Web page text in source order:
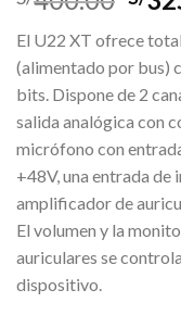
era:
S/
El U22 XT ofrece
(alimentado por bus)
bits. Dispone de 2
salida analógica con
micrófono con
+48V, una entrada
amplificador de
El volumen y la
auriculares se
dispositivo.